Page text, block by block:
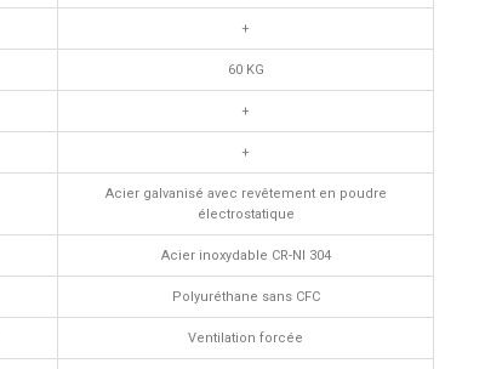
+
60 KG
+
+
Acier galvanisé avec revêtement en poudre
électrostatique
Acier inoxydable CR-NI 304
Polyuréthane sans CFC
Ventilation forcée